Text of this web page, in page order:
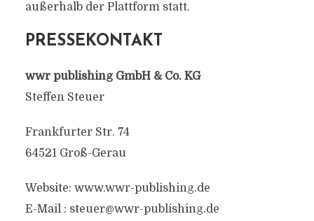
außerhalb der Plattform statt.
PRESSEKONTAKT
wwr publishing GmbH & Co. KG
Steffen Steuer
Frankfurter Str. 74
64521 Groß-Gerau
Website: www.wwr-publishing.de
E-Mail : steuer@wwr-publishing.de